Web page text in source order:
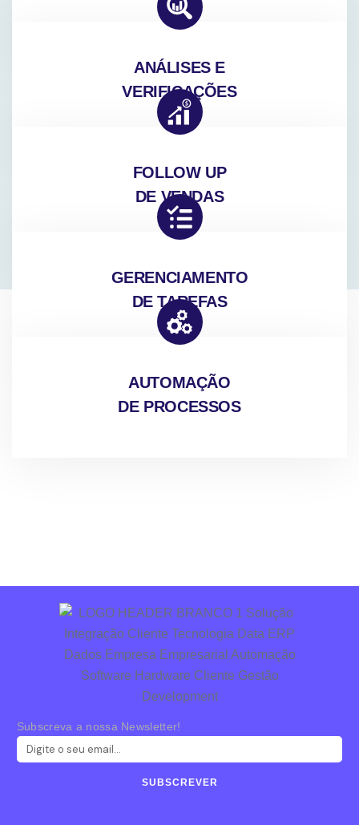
ANÁLISES E
VERIFICAÇÕES
FOLLOW UP
DE VENDAS
GERENCIAMENTO
DE TAREFAS
AUTOMAÇÃO
DE PROCESSOS
Subscreva a nossa Newsletter!
SUBSCREVER